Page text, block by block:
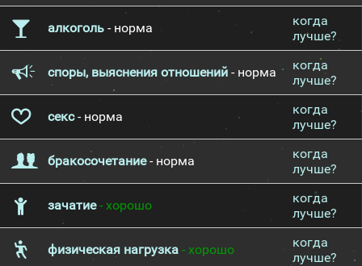
алкоголь - норма
когда
лучше?
споры, выяснения отношений - норма
когда
лучше?
секс- норма
когда
лучше?
бракосочетание- норма
когда
лучше?
зачатие- хорошо
когда
лучше?
физическая нагрузка - хорошо
когда
лучше?